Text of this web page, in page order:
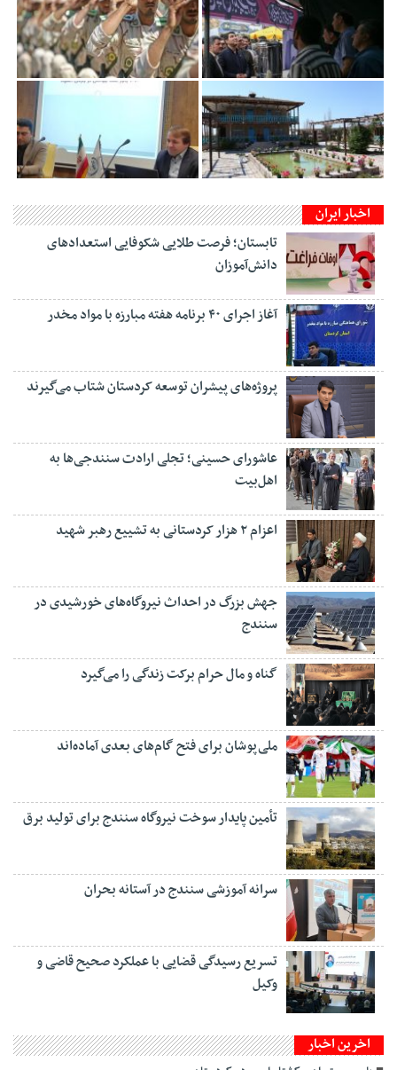
اخبار ایران
تابستان؛ فرصت طلایی شکوفایی استعدادهای
دانش‌آموزان
آغاز اجرای ۴۰ برنامه هفته مبارزه با مواد مخدر
پروژه‌های پیشران توسعه کردستان شتاب می‌گیرند
عاشورای حسینی؛ تجلی ارادت سنندجی‌ها به
اهل‌بیت
اعزام ۲ هزار کردستانی به تشییع رهبر شهید
جهش بزرگ در احداث نیروگاه‌های خورشیدی در
سنندج
گناه و مال حرام برکت زندگی را می‌گیرد
ملی‌پوشان برای فتح گام‌های بعدی آماده‌اند
تأمین پایدار سوخت نیروگاه سنندج برای تولید برق
سرانه آموزشی سنندج در آستانه بحران
تسریع رسیدگی قضایی با عملکرد صحیح قاضی و
وکیل
اخرین اخبار